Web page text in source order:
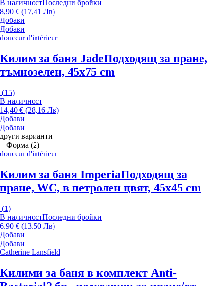
В наличностПоследни бройки
8,90 € (17,41 Лв)
Добави
Добави
douceur d'intérieur
Килим за баня JadeПодходящ за пране,
тъмнозелен, 45x75 cm
(15)
В наличност
14,40 € (28,16 Лв)
Добави
Добави
други варианти
+ Форма (2)
douceur d'intérieur
Килим за баня ImperiaПодходящ за
пране, WC, в петролен цвят, 45x45 cm
(1)
В наличностПоследни бройки
6,90 € (13,50 Лв)
Добави
Добави
Catherine Lansfield
Килими за баня в комплект Anti-